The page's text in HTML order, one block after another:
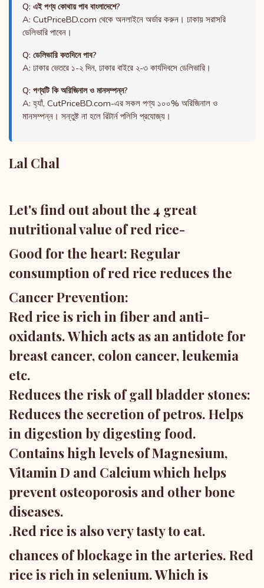
Q: এই পণ্য কোথায় পাব বাংলাদেশে?
A: CutPriceBD.com থেকে অনলাইনে অর্ডার করুন। ঢাকায় সরাসরি
ডেলিভারি পাবেন।
Q: ডেলিভারি কতদিনে পাব?
A: ঢাকার ভেতরে ১-২ দিন, ঢাকার বাইরে ২-৩ কার্যদিবসে ডেলিভারি।
Q: পণ্যটি কি অরিজিনাল ও মানসম্পন্ন?
A: হ্যাঁ, CutPriceBD.com-এর সকল পণ্য ১০০% অরিজিনাল ও
মানসম্পন্ন। সন্তুষ্ট না হলে রিটার্ন পলিসি প্রযোজ্য।
Lal Chal
Let's find out about the 4 great
nutritional value of red rice-
Good for the heart: Regular
consumption of red rice reduces the
Cancer Prevention:
Red rice is rich in fiber and anti-
oxidants. Which acts as an antidote for
breast cancer, colon cancer, leukemia
etc.
Reduces the risk of gall bladder stones:
Reduces the secretion of petros. Helps
in digestion by digesting food.
Contains high levels of Magnesium,
Vitamin D and Calcium which helps
prevent osteoporosis and other bone
diseases.
.Red rice is also very tasty to eat.
chances of blockage in the arteries. Red
rice is rich in selenium. Which is